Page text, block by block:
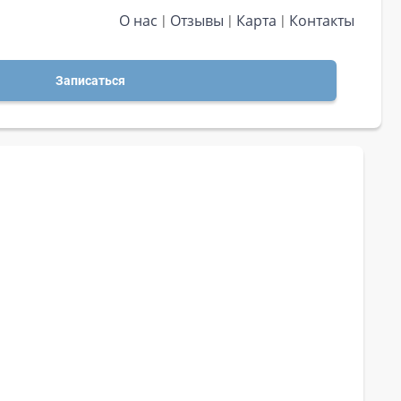
О нас Отзывы Карта Контакты
Записаться